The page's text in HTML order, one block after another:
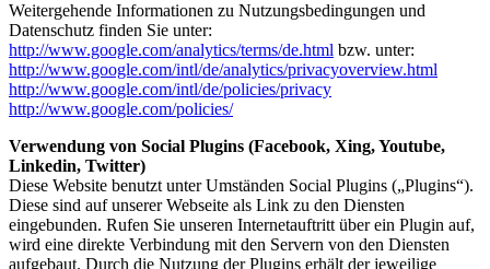
Weitergehende Informationen zu Nutzungsbedingungen und
Datenschutz finden Sie unter:
http://www.google.com/analytics/terms/de.html bzw. unter:
http://www.google.com/intl/de/analytics/privacyoverview.html
http://www.google.com/intl/de/policies/privacy
http://www.google.com/policies/
Verwendung von Social Plugins (Facebook, Xing, Youtube,
Linkedin, Twitter)
Diese Website benutzt unter Umständen Social Plugins („Plugins“).
Diese sind auf unserer Webseite als Link zu den Diensten
eingebunden. Rufen Sie unseren Internetauftritt über ein Plugin auf,
wird eine direkte Verbindung mit den Servern von den Diensten
aufgebaut. Durch die Nutzung der Plugins erhält der jeweilige